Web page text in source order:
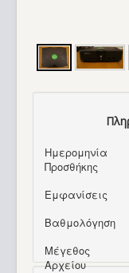
Commodore Max
Ημερομηνία
Προσθήκης
Εμφανίσεις
Βαθμολόγηση
Μέγεθος
Αρχείου